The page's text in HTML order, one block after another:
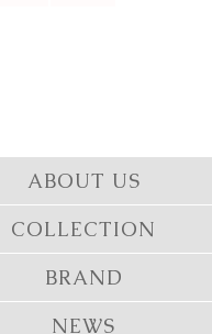
ABOUT US
COLLECTION
BRAND
NEWS